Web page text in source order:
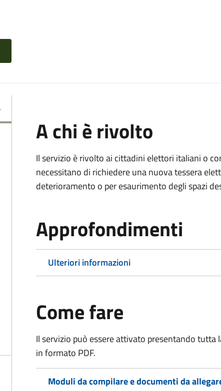
A chi è rivolto
Il servizio è rivolto ai cittadini elettori italiani o
necessitano di richiedere una nuova tessera
deterioramento o per esaurimento degli spazi
Approfondimenti
Ulteriori informazioni
Come fare
Il servizio può essere attivato presentando
in formato PDF.
Moduli da compilare e documenti da